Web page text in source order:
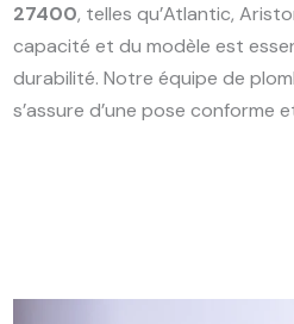
27400, telles qu’Atlantic,
capacité et du modèle est
durabilité. Notre équipe de
s’assure d’une pose